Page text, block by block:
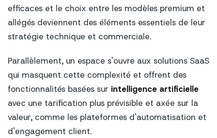
efficaces et le choix entre les modèles premium et
allégés deviennent des éléments essentiels de leur
stratégie technique et commerciale.
Parallèlement, un espace s'ouvre aux solutions SaaS
qui masquent cette complexité et offrent des
fonctionnalités basées sur intelligence artificielle
avec une tarification plus prévisible et axée sur la
valeur, comme les plateformes d'automatisation et
d'engagement client.